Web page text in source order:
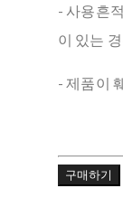
- 사용흔
이 있는
- 제품이
구매하기